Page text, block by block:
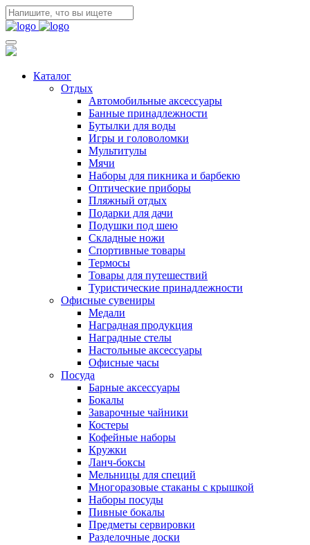
Каталог
Отдых
Автомобильные аксессуары
Банные принадлежности
Бутылки для воды
Игры и головоломки
Мультитулы
Мячи
Наборы для пикника и барбекю
Оптические приборы
Пляжный отдых
Подарки для дачи
Подушки под шею
Складные ножи
Спортивные товары
Термосы
Товары для путешествий
Туристические принадлежности
Офисные сувениры
Медали
Наградная продукция
Наградные стелы
Настольные аксессуары
Офисные часы
Посуда
Барные аксессуары
Бокалы
Заварочные чайники
Костеры
Кофейные наборы
Кружки
Ланч-боксы
Мельницы для специй
Многоразовые стаканы с крышкой
Наборы посуды
Пивные бокалы
Предметы сервировки
Разделочные доски